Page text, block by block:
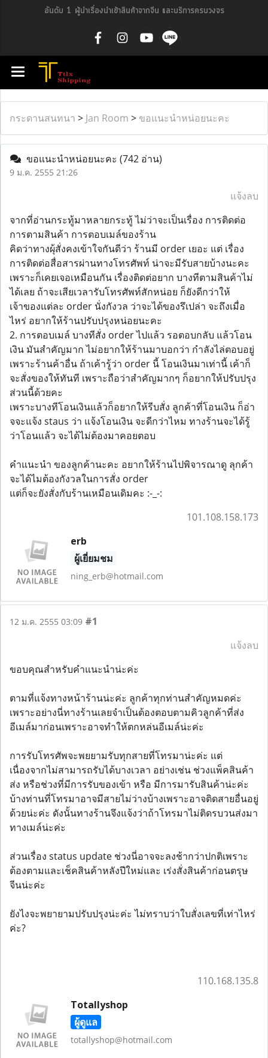
อันดับ 1 ผู้นำเรื่องนำเข้าสินค้าจากจีน และบริการครบวงจร
กระดานสนทนา > Jan Room > ขอแนะนำหน่อยนะคะ
ขอแนะนำหน่อยนะคะ (742 อ่าน)
9 ม.ค. 2555 21:26
แจ้งลบ
จากที่อ่านกระทู้มาหลายกระทู้ ไม่ว่าจะเป็นเรื่อง การติดต่อ
การตามสินค้า การตอบเมล์ของร้าน
คิดว่าทางผุ้สั่งคงเข้าใจกันดีว่า ร้านมี order เยอะ แต่ เรื่อง
การติดต่อสื่อสารผ่านทางโทรศัพท์ น่าจะมีรับสายบ้างนะคะ
เพราะก็เคยเจอเหมือนกัน เรื่องติดต่อยาก บางทีตามสินค้าไม่
ได้เลย ถ้าจะเสียเวลารับโทรศัพท์สักหน่อย ก็ยังดีกว่าให้
เจ้าของแต่ละ order นั่งกังวล ว่าจะได้ของรึเปล่า จะถึงเมื่อ
ไหร่ อยากให้ร้านปรับปรุงหน่อยนะคะ
2. การตอบเมล์ บางทีสั่ง order ไปแล้ว รอตอบกลับ แล้วโอน
เงิน มันสำคัญมาก ไม่อยากให้ร้านมาบอกว่า กำลังไล่ตอบอยู่
เพราะร้านค้าอื่น ถ้าเค้ารู้ว่า order นี้ โอนเงินมาเท่านี้ เค้าก็
จะสั่งของให้ทันที เพราะถือว่าสำคัญมากๆ ก็อยากให้ปรับปรุง
ส่วนนี้ด้วยคะ
เพราะบางทีโอนเงินแล้วก็อยากให้รีบสั่ง ลูกค้าที่โอนเงิน ก็อ่า
จจะแจ้ง staus ว่า แจ้งโอนเงิน จะดีกว่าไหม ทางร้านจะได้รู้
ว่าโอนแล้ว จะได้ไม่ต้องมาคอยตอบ
คำแนะนำ ของลูกค้านะคะ อยากให้ร้านไปพิจารณาดู ลุกค้า
จะได้ไมต้องกังวลในการสั่ง order
แต่ก็จะยังสั่งกับร้านเหมือนเดิมคะ :-_-:
101.108.158.173
erb
ผู้เยี่ยมชม
ning_erb@hotmail.com
12 ม.ค. 2555 03:09 #1
แจ้งลบ
ขอบคุณสำหรับคำแนะนำน่ะค่ะ
ตามที่แจ้งทางหน้าร้านน่ะค่ะ ลูกค้าทุกท่านสำคัญหมดค่ะ
เพราะอย่างนี่ทางร้านเลยจำเป็นต้องตอบตามคิวลูกค้าที่ส่ง
อีเมล์มาก่อนเพราะอาจทำให้ตกหล่นอีเมล์น่ะค่ะ
การรับโทรศัพจะพยยามรับทุกสายที่โทรมาน่ะค่ะ แต่
เนื่องจากไม่สามารถรับได้บางเวลา อย่างเช่น ช่วงแพ็คสินค้า
ส่ง หรือช่วงที่มีการรับของเข้า หรือ มีการมารับสินค้าน่ะค่ะ
บ้างท่านที่โทรมาอาจมีสายไม่ว่างบ้างเพราะอาจติดสายอื่นอยู่
ด้วยน่ะค่ะ ดังนั้นทางร้านจึงแจ้งว่าถ้าโทรมาไม่ติดรบวนส่งมา
ทางเมล์น่ะค่ะ
ส่วนเรื่อง status update ช่วงนี่อาจจะลงช้ากว่าปกติเพราะ
ต้องตามและเช็คสินค้าหลังปีใหม่และ เร่งสั่งสินค้าก่อนตรุษ
จีนน่ะค่ะ
ยังไงจะพยายามปรับปรุงน่ะค่ะ ไม่ทราบว่าใบสั่งเลขที่เท่าไหร่
ค่ะ?
110.168.135.8
Totallyshop
ผู้ดูแล
totallyshop@hotmail.com